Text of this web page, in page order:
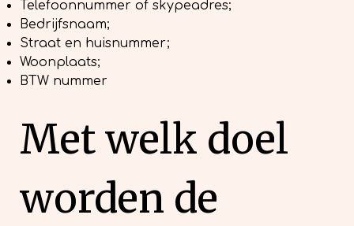
Telefoonnummer of skypeadres;
Bedrijfsnaam;
Straat en huisnummer;
Woonplaats;
BTW nummer
Met welk doel
worden de